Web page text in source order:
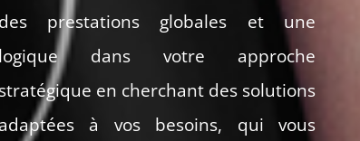
des prestations globales et une
logique dans votre approche
stratégique en cherchant des solutions
adaptées à vos besoins, qui vous